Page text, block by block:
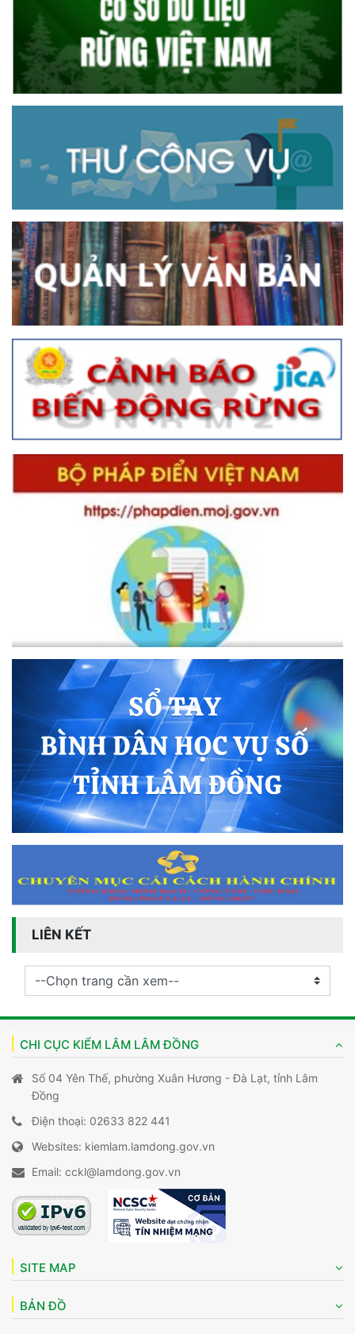
LIÊN KẾT
CHI CỤC KIỂM LÂM LÂM ĐỒNG
Số 04 Yên Thế, phường Xuân Hương - Đà Lạt, tỉnh Lâm
Đồng
Điện thoại: 02633 822 441
Websites: kiemlam.lamdong.gov.vn
Email: cckl@lamdong.gov.vn
SITE MAP
BẢN ĐỒ